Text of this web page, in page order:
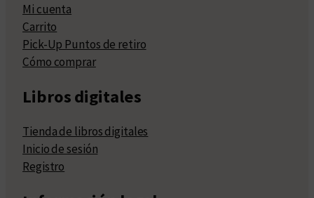
Mi cuenta
Carrito
Pick-Up Puntos de retiro
Cómo comprar
Libros digitales
Tienda de libros digitales
Inicio de sesión
Registro